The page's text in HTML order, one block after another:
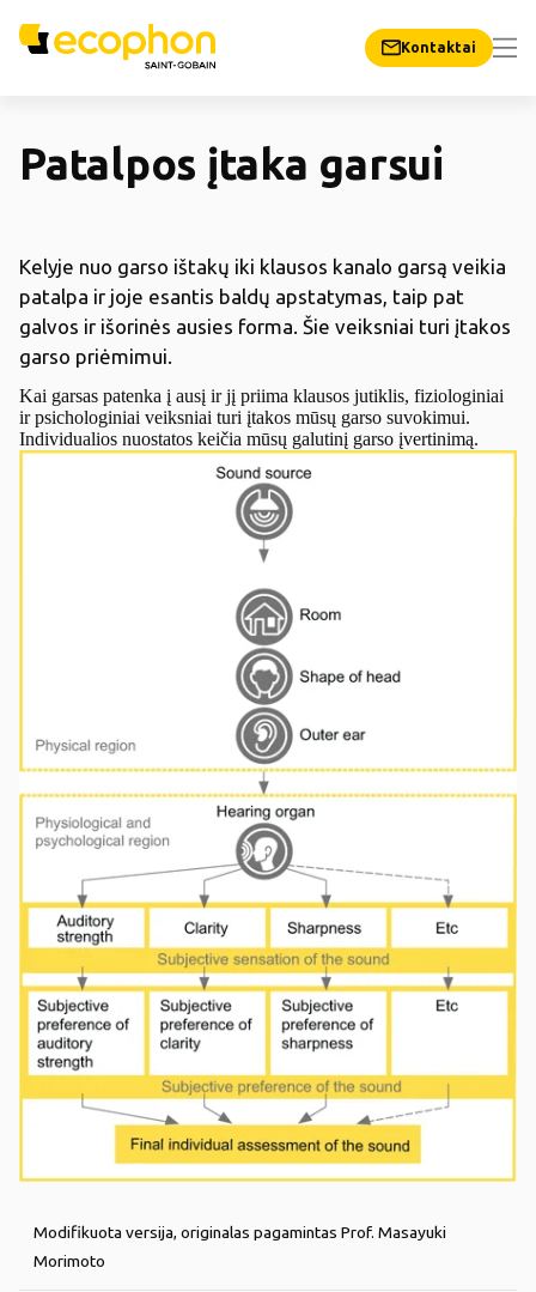
Kontaktai
Patalpos įtaka garsui
Kelyje nuo garso ištakų iki klausos kanalo garsą veikia
patalpa ir joje esantis baldų apstatymas, taip pat
galvos ir išorinės ausies forma. Šie veiksniai turi įtakos
garso priėmimui.
Kai garsas patenka į ausį ir jį priima klausos jutiklis, fiziologiniai
ir psichologiniai veiksniai turi įtakos mūsų garso suvokimui.
Individualios nuostatos keičia mūsų galutinį garso įvertinimą.
Modifikuota versija, originalas pagamintas Prof. Masayuki
Morimoto